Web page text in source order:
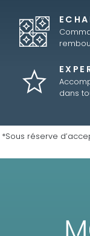
dans
*Sous réserve